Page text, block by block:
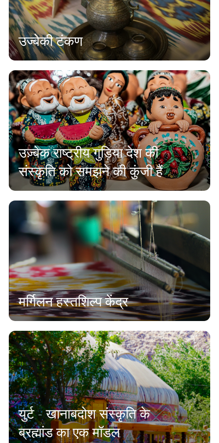
उज्बेकी टंकण
उज़्बेक राष्ट्रीय गुड़िया देश की
संस्कृति को समझने की कुंजी हैं
मर्गिलन हस्तशिल्प केंद्र
युर्ट - खानाबदोश संस्कृति के
ब्रह्मांड का एक मॉडल